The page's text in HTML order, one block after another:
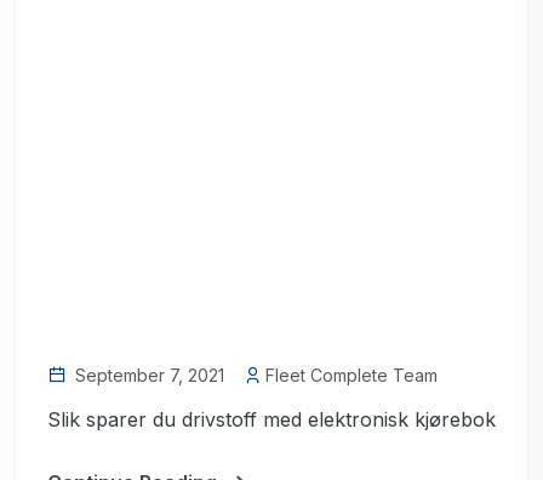
September 7, 2021 Fleet Complete Team
Slik sparer du drivstoff med elektronisk kjørebok